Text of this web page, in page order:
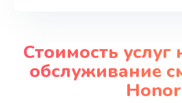
Стоимость услуг
обслуживание
Honor